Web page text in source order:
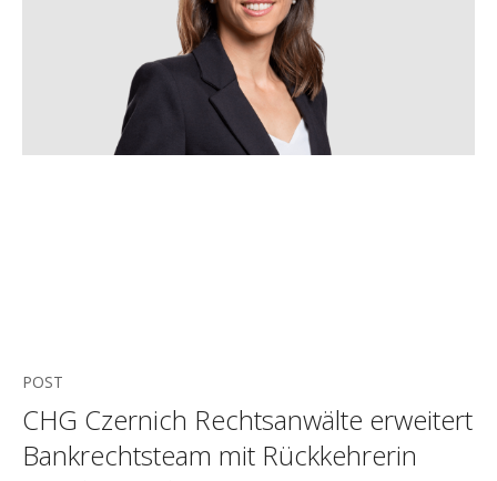
POST
CHG Czernich Rechtsanwälte erweitert
Bankrechtsteam mit Rückkehrerin